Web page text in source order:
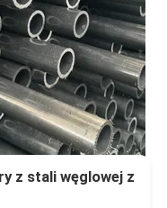
z stali węglowej z